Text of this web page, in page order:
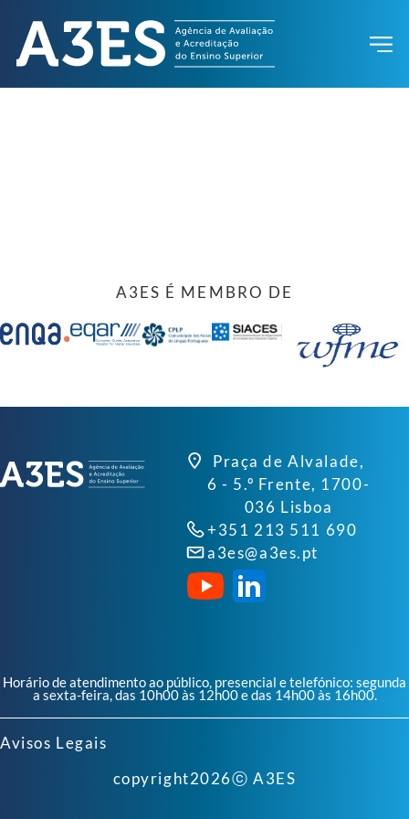
A3ES É MEMBRO DE
Praça de Alvalade,
6 - 5.º Frente, 1700-
036 Lisboa
+351 213 511 690
a3es@a3es.pt
Horário de atendimento ao público, presencial e telefónico: segunda
a sexta-feira, das 10h00 às 12h00 e das 14h00 às 16h00.
Avisos Legais
copyright2026ⓒ A3ES